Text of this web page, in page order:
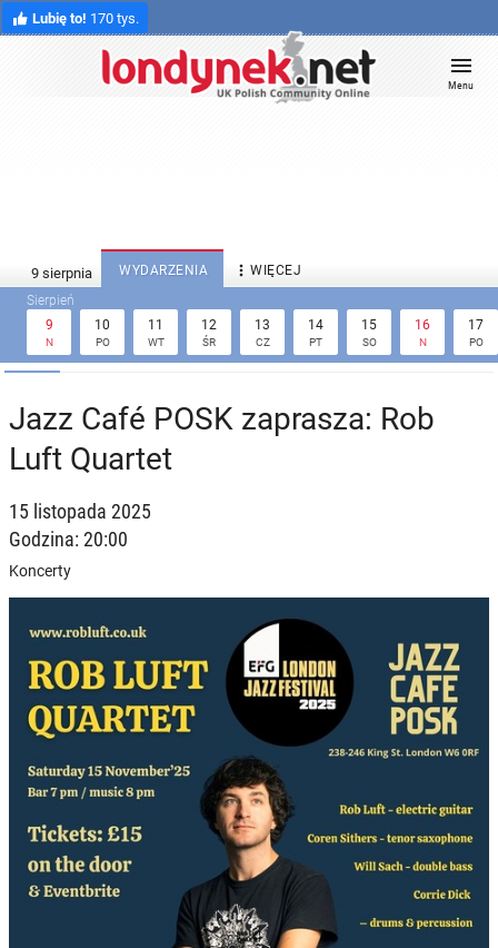
Lubię to! 170 tys.
Menu
WYDARZENIA  WIĘCEJ
9
N
10
PO
11
WT
12
ŚR
13
CZ
14
PT
15
SO
16
N
17
PO
Jazz Café POSK zaprasza: Rob
Luft Quartet
15 listopada 2025
Godzina: 20:00
Koncerty